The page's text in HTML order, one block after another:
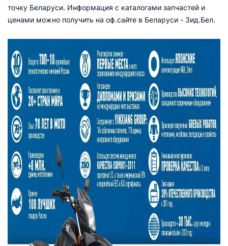
точку Беларуси. Информация с каталогами запчастей и
ценами можно получить на оф.сайте в Беларуси - Зид.Бел.